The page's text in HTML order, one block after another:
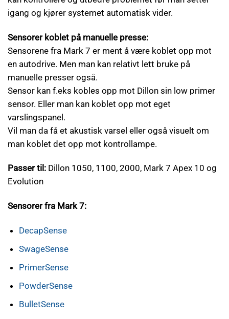
igang og kjører systemet automatisk vider.
Sensorer koblet på manuelle presse:
Sensorene fra Mark 7 er ment å være koblet opp mot
en autodrive. Men man kan relativt lett bruke på
manuelle presser også.
Sensor kan f.eks kobles opp mot Dillon sin low primer
sensor. Eller man kan koblet opp mot eget
varslingspanel.
Vil man da få et akustisk varsel eller også visuelt om
man koblet det opp mot kontrollampe.
Passer til: Dillon 1050, 1100, 2000, Mark 7 Apex 10 og
Evolution
Sensorer fra Mark 7:
DecapSense
SwageSense
PrimerSense
PowderSense
BulletSense